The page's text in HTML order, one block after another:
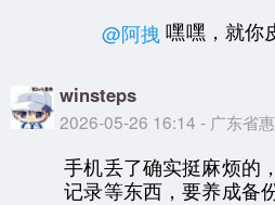
@阿拽 嘿嘿，就你
winsteps
2026-05-26 16:14 - 广东省
手机丢了确实挺麻烦的
记录等东西，要养成备